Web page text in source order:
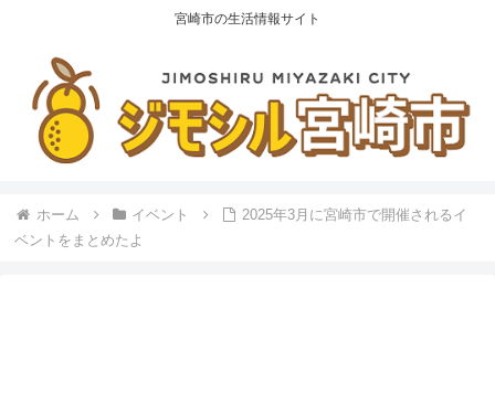
宮崎市の生活情報サイト
ホーム イベント
2025年3月に宮崎市で開催されるイ
ベントをまとめたよ